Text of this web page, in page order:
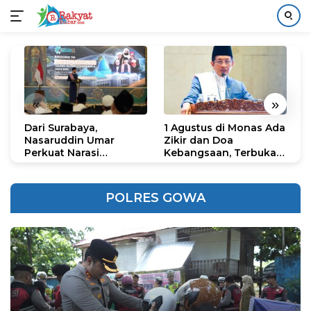
konten
« »
Dari Surabaya,
Nasaruddin Umar
Perkuat Narasi
1 Agustus di Monas Ada
Zikir dan Doa
Kebangsaan, Terbuka
POLRES GOWA